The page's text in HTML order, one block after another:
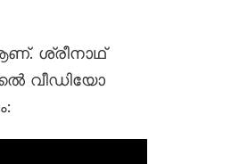
ശ്രീനാഥ്‌
വീഡിയോ